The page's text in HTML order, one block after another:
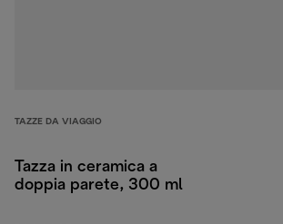
TAZZE DA VIAGGIO
Tazza in ceramica a
doppia parete, 300 ml